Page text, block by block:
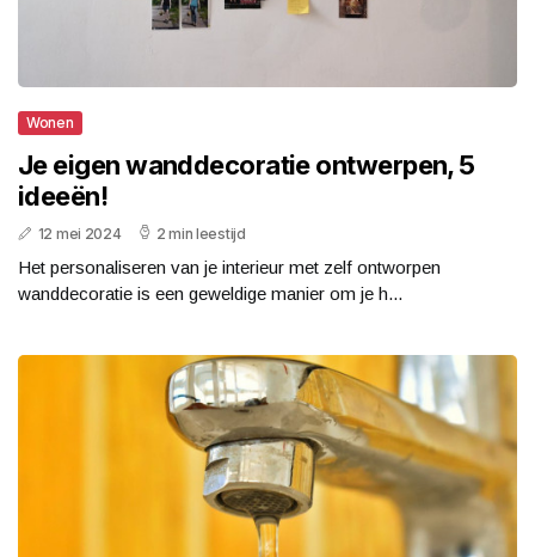
Wonen
Je eigen wanddecoratie ontwerpen, 5
ideeën!
12 mei 2024 2 min leestijd
Het personaliseren van je interieur met zelf ontworpen
wanddecoratie is een geweldige manier om je h...